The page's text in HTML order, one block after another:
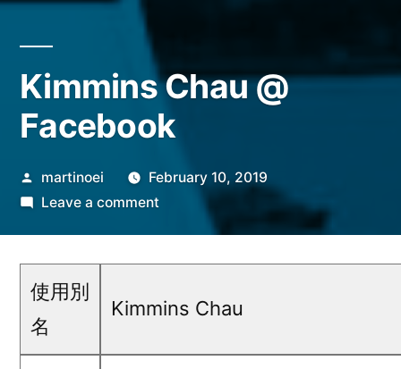
Kimmins Chau @
Facebook
Posted
by
martinoei
February 10, 2019
Leave a commenton
Kimmins
Facebook
使用別
名
Kimmins Chau